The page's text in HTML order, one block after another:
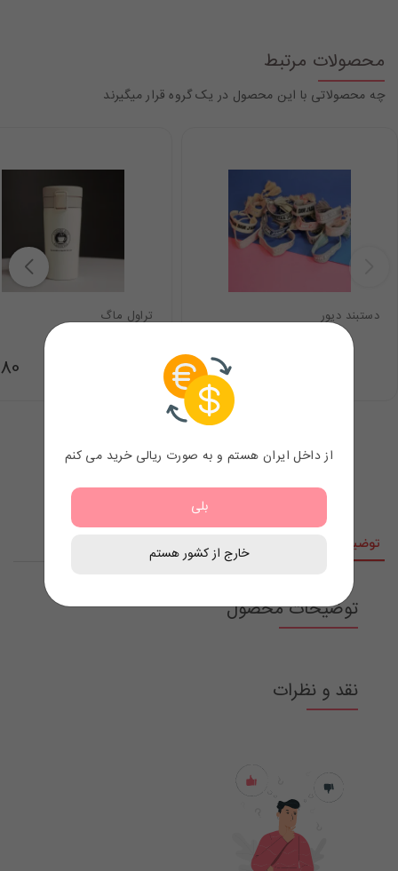
محصولات مرتبط
چه محصولاتی با این محصول در یک گروه قرار میگیرند
دستبند دیور
$7.98
تراول ماگ
توضیحات
توضیحات محصول
نقد و نظرات
از داخل ایران هستم و به صورت ریالی خرید می کنم
بلی
خارج از کشور هستم